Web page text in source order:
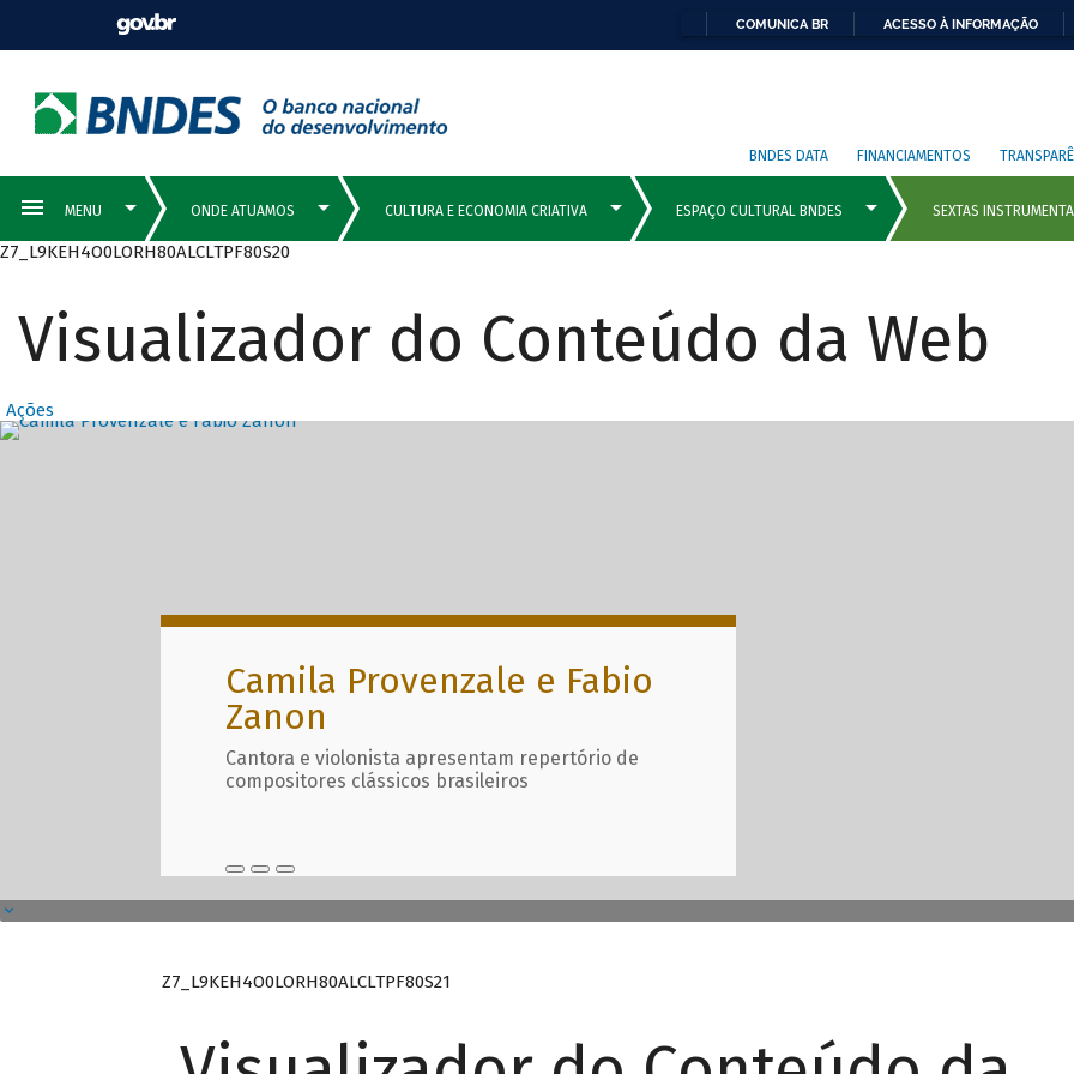
COMUNICA BR ACESSO À INFORMAÇÃO
BNDES DATA FINANCIAMENTOS
Z7_L9KEH4O0LORH80ALCLTPF80S20
Visualizador do Conteúdo da Web
Ações
Destaques Principais com
Camila Provenzale e Fabio
Zanon
Cantora e violonista apresentam repertório de
compositores clássicos brasileiros
Z7_L9KEH4O0LORH80ALCLTPF80S21